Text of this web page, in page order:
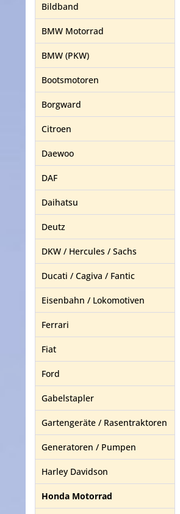
Bildband
BMW Motorrad
BMW (PKW)
Bootsmotoren
Borgward
Citroen
Daewoo
DAF
Daihatsu
Deutz
DKW / Hercules / Sachs
Ducati / Cagiva / Fantic
Eisenbahn / Lokomotiven
Ferrari
Fiat
Ford
Gabelstapler
Gartengeräte / Rasentraktoren
Generatoren / Pumpen
Harley Davidson
Honda Motorrad